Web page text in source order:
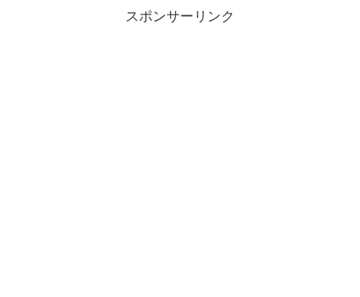
スポンサーリンク